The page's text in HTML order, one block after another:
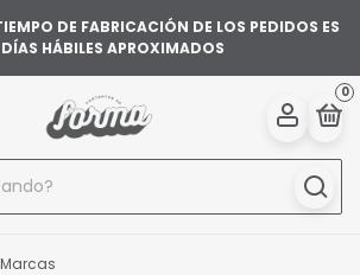
DE FABRICACIÓN DE LOS PEDIDOS ES
HÁBILES APROXIMADOS
0
Marcas